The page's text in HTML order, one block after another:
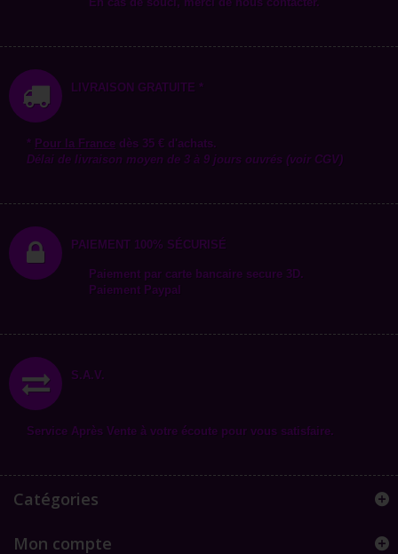
LIVRAISON GRATUITE *
* Pour la France dès 35 € d'achats.
Délai de livraison moyen de 3 à 9 jours ouvrés (voir CGV)
PAIEMENT 100% SÉCURISÉ
Paiement par carte bancaire secure 3D.
Paiement Paypal
S.A.V.
Service Après Vente à votre écoute pour vous satisfaire.
Catégories
Mon compte